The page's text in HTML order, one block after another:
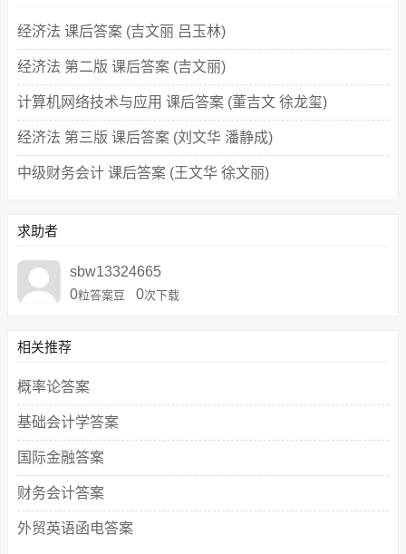
经济法 课后答案 (吉文丽 吕玉林)
经济法 第二版 课后答案 (吉文丽)
计算机网络技术与应用 课后答案 (董吉文 徐龙玺)
经济法 第三版 课后答案 (刘文华 潘静成)
中级财务会计 课后答案 (王文华 徐文丽)
求助者
sbw13324665
0粒答案豆 0次下载
相关推荐
概率论答案
基础会计学答案
国际金融答案
财务会计答案
外贸英语函电答案